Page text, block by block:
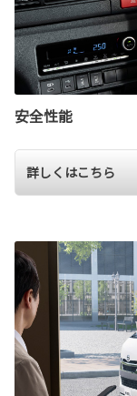
安全性能
詳しくはこちら